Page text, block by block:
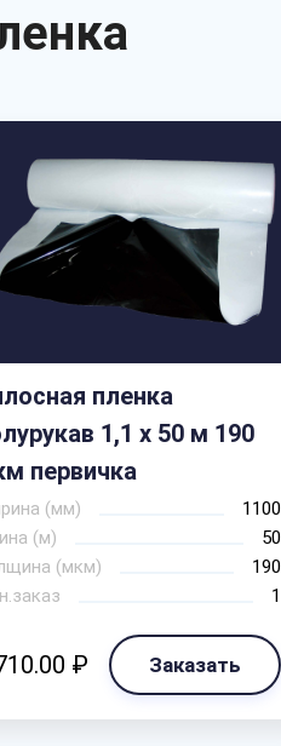
пленка
1,1 х 50 м 190
первичка
(мм)
1100
(м)
50
(мкм)
190
1
₽ Заказать